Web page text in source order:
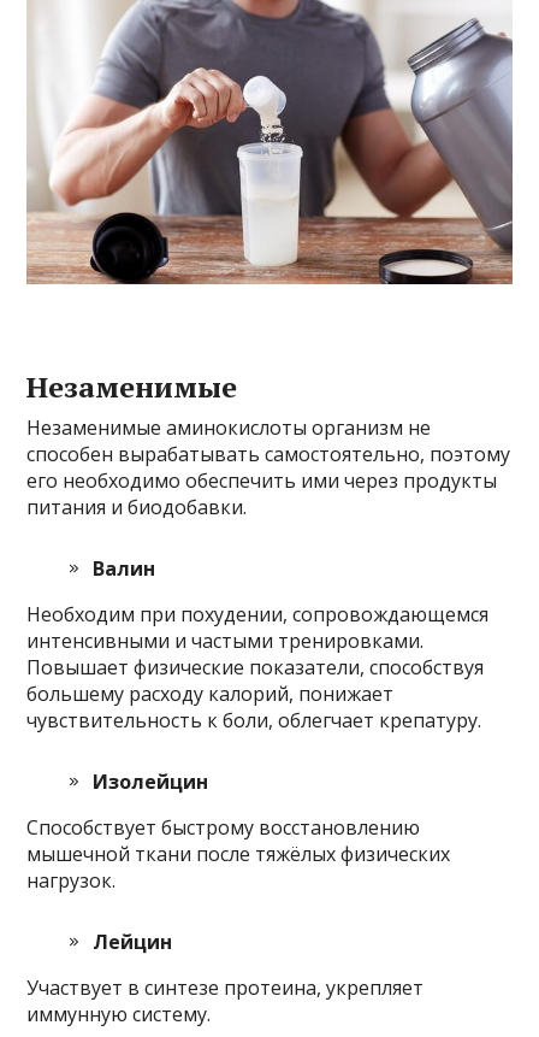
Незаменимые
Незаменимые аминокислоты организм не
способен вырабатывать самостоятельно, поэтому
его необходимо обеспечить ими через продукты
питания и биодобавки.
Валин
Необходим при похудении, сопровождающемся
интенсивными и частыми тренировками.
Повышает физические показатели, способствуя
большему расходу калорий, понижает
чувствительность к боли, облегчает крепатуру.
Изолейцин
Способствует быстрому восстановлению
мышечной ткани после тяжёлых физических
нагрузок.
Лейцин
Участвует в синтезе протеина, укрепляет
иммунную систему.